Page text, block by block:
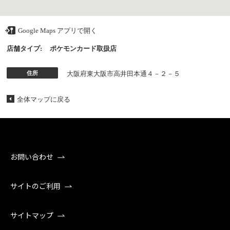
Google Maps アプリで開く
店舗タイプ: ポケモンカード取扱店
住所 大阪府東大阪市高井田本通４－２－５
全体マップに戻る
お問い合わせ
サイトのご利用
サイトマップ